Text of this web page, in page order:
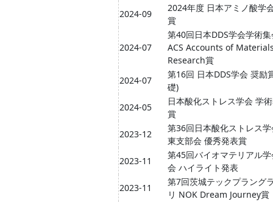
2024-09
2024年度 日本アミノ酸学
賞
2024-07
第40回日本DDS学会学術
ACS Accounts of
Research賞
2024-07
第16回 日本DDS学会 奨励
礎)
2024-05
日本酸化ストレス学会 学
賞
2023-12
第36回日本酸化ストレス
東支部会 優秀発表賞
2023-11
第45回バイオマテリアル
会 ハイライト発表
2023-11
第7回茨城テックプラング
リ NOK Dream Journey賞